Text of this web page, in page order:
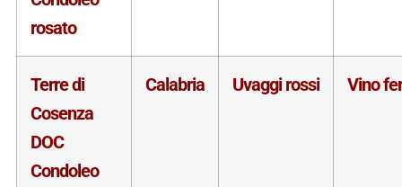
rosato
Terre di
Cosenza
DOC
Condoleo
Calabria Uvaggi rossi Vino